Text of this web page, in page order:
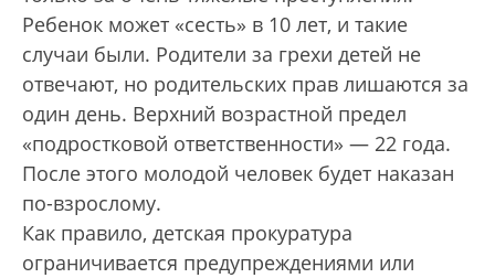
Ребенок может «сесть» в 10 лет, и такие
случаи были. Родители за грехи детей не
отвечают, но родительских прав лишаются за
один день. Верхний возрастной предел
«подростковой ответственности» — 22 года.
После этого молодой человек будет наказан
по-взрослому.
Как правило, детская прокуратура
ограничивается предупреждениями или